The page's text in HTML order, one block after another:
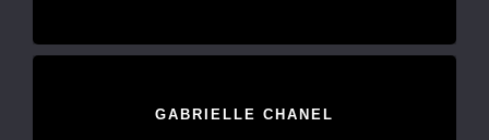
GABRIELLE CHANEL